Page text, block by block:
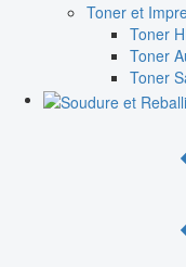
Toner et
Toner
Toner
Toner